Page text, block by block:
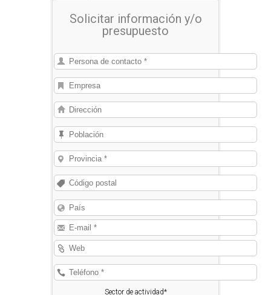
Solicitar información y/o
presupuesto
Sector de actividad*